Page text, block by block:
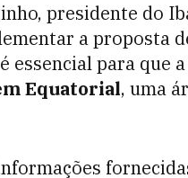
presidente do
a proposta
essencial para que
Equatorial, uma